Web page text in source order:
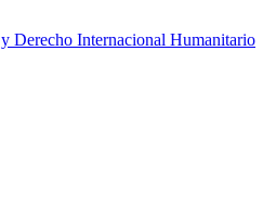
Derecho Internacional Humanitario